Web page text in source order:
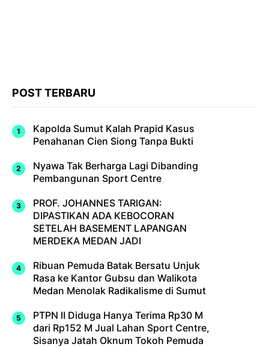
POST TERBARU
Kapolda Sumut Kalah Prapid Kasus
Penahanan Cien Siong Tanpa Bukti
Nyawa Tak Berharga Lagi Dibanding
Pembangunan Sport Centre
PROF. JOHANNES TARIGAN:
DIPASTIKAN ADA KEBOCORAN
SETELAH BASEMENT LAPANGAN
MERDEKA MEDAN JADI
Ribuan Pemuda Batak Bersatu Unjuk
Rasa ke Kantor Gubsu dan Walikota
Medan Menolak Radikalisme di Sumut
PTPN II Diduga Hanya Terima Rp30 M
dari Rp152 M Jual Lahan Sport Centre,
Sisanya Jatah Oknum Tokoh Pemuda